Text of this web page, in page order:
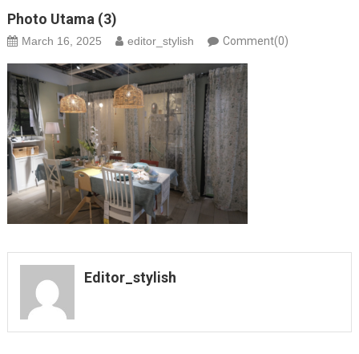
Photo Utama (3)
March 16, 2025 editor_stylish Comment(0)
Editor_stylish